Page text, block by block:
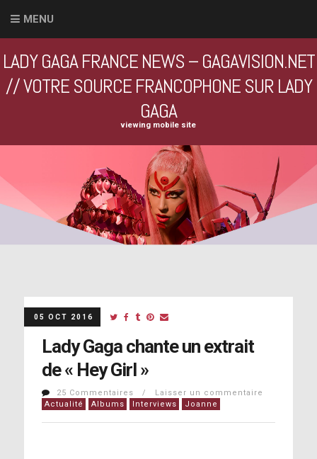
MENU
LADY GAGA FRANCE NEWS – GAGAVISION.NET
// VOTRE SOURCE FRANCOPHONE SUR LADY
GAGA
viewing mobile site
05 OCT 2016
Lady Gaga chante un extrait
de « Hey Girl »
25 Commentaires / Laisser un commentaire
Actualité
Albums Interviews Joanne